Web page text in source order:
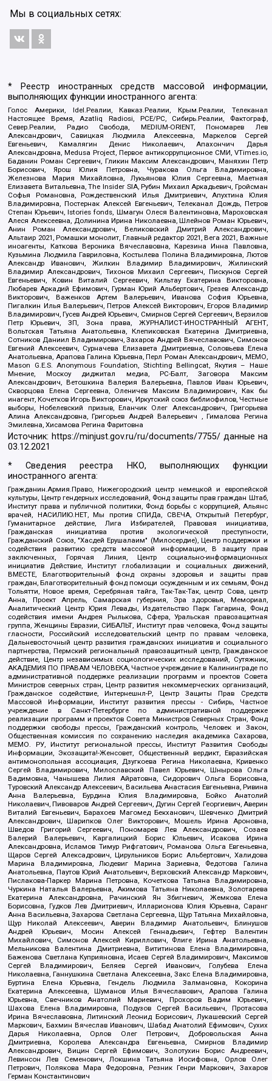
Мы в социальных сетях:
* Реестр иностранных средств массовой информации,
выполняющих функции иностранного агента:
Голос Америки, Idel.Реалии, Кавказ.Реалии, Крым.Реалии, Телеканал
Настоящее Время, Azatliq Radiosi, PCE/PC, Сибирь.Реалии, Фактограф,
Север.Реалии, Радио Свобода, MEDIUM-ORIENT, Пономарев Лев
Александрович, Савицкая Людмила Алексеевна, Маркелов Сергей
Евгеньевич, Камалягин Денис Николаевич, Апахончич Дарья
Александровна, Medusa Project, Первое антикоррупционное СМИ, VTimes.io,
Баданин Роман Сергеевич, Гликин Максим Александрович, Маняхин Петр
Борисович, Ярош Юлия Петровна, Чуракова Ольга Владимировна,
Железнова Мария Михайловна, Лукьянова Юлия Сергеевна, Маетная
Елизавета Витальевна, The Insider SIA, Рубин Михаил Аркадьевич, Гройсман
Софья Романовна, Рождественский Илья Дмитриевич, Апухтина Юлия
Владимировна, Постернак Алексей Евгеньевич, Телеканал Дождь, Петров
Степан Юрьевич, Istories fonds, Шмагун Олеся Валентиновна, Мароховская
Алеся Алексеевна, Долинина Ирина Николаевна, Шлейнов Роман Юрьевич,
Анин Роман Александрович, Великовский Дмитрий Александрович,
Альтаир 2021, Ромашки монолит, Главный редактор 2021, Вега 2021, Важные
иноагенты, Каткова Вероника Вячеславовна, Карезина Инна Павловна,
Кузьмина Людмила Гавриловна, Костылева Полина Владимировна, Лютов
Александр Иванович, Жилкин Владимир Владимирович, Жилинский
Владимир Александрович, Тихонов Михаил Сергеевич, Пискунов Сергей
Евгеньевич, Ковин Виталий Сергеевич, Кильтау Екатерина Викторовна,
Любарев Аркадий Ефимович, Гурман Юрий Альбертович, Грезев Александр
Викторович, Важенков Артем Валерьевич, Иванова София Юрьевна,
Пигалкин Илья Валерьевич, Петров Алексей Викторович, Егоров Владимир
Владимирович, Гусев Андрей Юрьевич, Смирнов Сергей Сергеевич, Верзилов
Петр Юрьевич, ЗП, Зона права, ЖУРНАЛИСТ-ИНОСТРАННЫЙ АГЕНТ,
Вольтская Татьяна Анатольевна, Клепиковская Екатерина Дмитриевна,
Сотников Даниил Владимирович, Захаров Андрей Вячеславович, Симонов
Евгений Алексеевич, Сурначева Елизавета Дмитриевна, Соловьева Елена
Анатольевна, Арапова Галина Юрьевна, Перл Роман Александрович, МЕМО,
Mason G.E.S. Anonymous Foundation, Stichting Bellingcat, Якутия – Наше
Мнение, Москоу диджитал медиа, РС-Балт, Заговора Максим
Александрович, Ветошкина Валерия Валерьевна, Павлов Иван Юрьевич,
Скворцова Елена Сергеевна, Оленичев Максим Владимирович, Как бы
инагент, Кочетков Игорь Викторович, Иркутский союз библиофилов, Честные
выборы, Нобелевский призыв, Еланчик Олег Александрович, Григорьева
Алина Александровна, Григорьев Андрей Валерьевич , Гималова Регина
Эмилевна, Хисамова Регина Фаритовна
Источник: https://minjust.gov.ru/ru/documents/7755/ данные на
03.12.2021
* Сведения реестра НКО, выполняющих функции
иностранного агента:
Гражданин.Армия.Право, Нижегородский центр немецкой и европейской
культуры, Центр гендерных исследований, Фонд защиты прав граждан Штаб,
Институт права и публичной политики, Фонд борьбы с коррупцией, Альянс
врачей, НАСИЛИЮ.НЕТ, Мы против СПИДа, СВЕЧА, Открытый Петербург,
Гуманитарное действие, Лига Избирателей, Правовая инициатива,
Гражданская инициатива против экологической преступности,
Гражданский Союз, "Хасдей Ерушалаим" (Милосердие), Центр поддержки и
содействия развитию средств массовой информации, В защиту прав
заключенных, Горячая Линия, Центр социально-информационных
инициатив Действие, Институт глобализации и социальных движений,
ВМЕСТЕ, Благотворительный фонд охраны здоровья и защиты прав
граждан, Благотворительный фонд помощи осужденным и их семьям, Фонд
Тольятти, Новое время, Серебряная тайга, Так-Так-Так, центр Сова, центр
Анна, Проект Апрель, Самарская губерния, Эра здоровья, Мемориал,
Аналитический Центр Юрия Левады, Издательство Парк Гагарина, Фонд
содействия имени Андрея Рылькова, Сфера, Уральская правозащитная
группа, Женщины Евразии, СИБАЛЬТ, Институт прав человека, Фонд защиты
гласности, Российский исследовательский центр по правам человека,
Дальневосточный центр развития гражданских инициатив и социального
партнерства, Пермский региональный правозащитный центр, Гражданское
действие, Центр независимых социологических исследований, Сутяжник,
АКАДЕМИЯ ПО ПРАВАМ ЧЕЛОВЕКА, Частное учреждение в Калининграде по
административной поддержке реализации программ и проектов Совета
Министров северных стран, Центр развития некоммерческих организаций,
Гражданское содействие, Интернешнл-Р, Центр Защиты Прав Средств
Массовой Информации, Институт развития прессы - Сибирь, Частное
учреждение в Санкт-Петербурге по административной поддержке
реализации программ и проектов Совета Министров Северных Стран, Фонд
поддержки свободы прессы, Гражданский контроль, Человек и Закон,
Общественная комиссия по сохранению наследия академика Сахарова,
МЕМО. РУ, Институт региональной прессы, Институт Развития Свободы
Информации, Экозащита!-Женсовет, Общественный вердикт, Евразийская
антимонопольная ассоциация, Дзугкоева Регина Николаевна, Кривенко
Сергей Владимирович, Милославский Павел Юрьевич, Шнырова Ольга
Вадимовна, Чанышева Лилия Айратовна, Сидорович Ольга Борисовна,
Туровский Александр Алексеевич, Васильева Анастасия Евгеньевна, Ривина
Анна Валерьевна, Бурдина Юлия Владимировна, Бойко Анатолий
Николаевич, Пивоваров Андрей Сергеевич, Дугин Сергей Георгиевич, Аверин
Виталий Евгеньевич, Барахоев Магомед Бекханович, Шевченко Дмитрий
Александрович, Шарипков Олег Викторович, Мошель Ирина Ароновна,
Шведов Григорий Сергеевич, Пономарев Лев Александрович, Созаев
Валерий Валерьевич, Каргалицкий Борис Юльевич, Исакова Ирина
Александровна, Исламов Тимур Рифгатович, Романова Ольга Евгеньевна,
Щаров Сергей Алексадрович, Цирульников Борис Альбертович, Халидова
Марина Владимировна, Людевиг Марина Зариевна, Федотова Галина
Анатольевна, Паутов Юрий Анатольевич, Верховский Александр Маркович,
Пислакова-Паркер Марина Петровна, Кочеткова Татьяна Владимировна,
Чуркина Наталья Валерьевна, Акимова Татьяна Николаевна, Золотарева
Екатерина Александровна, Рачинский Ян Збигневич, Жемкова Елена
Борисовна, Гудков Лев Дмитриевич, Илларионова Юлия Юрьевна, Саранг
Анна Васильевна, Захарова Светлана Сергеевна, Щур Татьяна Михайловна,
Щур Николай Алексеевич, Аверин Владимир Анатольевич, Блинушов
Андрей Юрьевич, Мосин Алексей Геннадьевич, Гефтер Валентин
Михайлович, Симонов Алексей Кириллович, Флиге Ирина Анатольевна,
Мельникова Валентина Дмитриевна, Вититинова Елена Владимировна,
Баженова Светлана Куприяновна, Исаев Сергей Владимирович, Максимов
Сергей Владимирович, Беляев Сергей Иванович, Голубева Елена
Николаевна, Ганнушкина Светлана Алексеевна, Закс Елена Владимировна,
Буртина Елена Юрьевна, Гендель Людмила Залмановна, Кокорина
Екатерина Алексеевна, Шуманов Илья Вячеславович, Арапова Галина
Юрьевна, Свечников Анатолий Мариевич, Прохоров Вадим Юрьевич,
Шахова Елена Владимировна, Подузов Сергей Васильевич, Протасова
Ирина Вячеславовна, Литинский Леонид Борисович, Лукашевский Сергей
Маркович, Бахмин Вячеслав Иванович, Шабад Анатолий Ефимович, Сухих
Дарья Николаевна, Орлов Олег Петрович, Добровольская Анна
Дмитриевна, Королева Александра Евгеньевна, Смирнов Владимир
Александрович, Вицин Сергей Ефимович, Золотухин Борис Андреевич,
Левинсон Лев Семенович, Локшина Татьяна Иосифовна, Орлов Олег
Петрович, Полякова Мара Федоровна, Резник Генри Маркович, Захаров
Герман Константинович